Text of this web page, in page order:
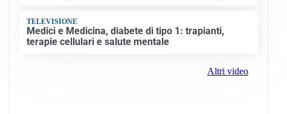
TELEVISIONE
Medici e Medicina, diabete di tipo 1: trapianti,
terapie cellulari e salute mentale
Altri video